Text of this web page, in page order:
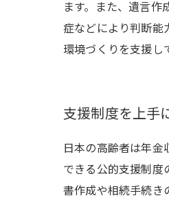
ます。また、遺言
症などにより判断能
環境づくりを支援し
支援制度を上手
日本の高齢者は年金
できる公的支援制度
書作成や相続手続き